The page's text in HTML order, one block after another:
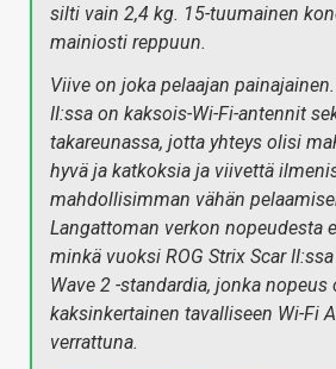
silti vain 2,4 kg. 15-tuumainen
mainiosti reppuun.
Viive on joka pelaajan
II:ssa on kaksois-Wi-Fi-antennit
takareunassa, jotta yhteys olisi
hyvä ja katkoksia ja viivettä
mahdollisimman vähän
Langattoman verkon nopeudesta
minkä vuoksi ROG Strix Scar
Wave 2 -standardia, jonka nopeus
kaksinkertainen tavalliseen Wi-Fi
verrattuna.